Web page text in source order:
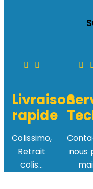
Livraison
rapide
Colissimo,
Retrait
colis...
nous